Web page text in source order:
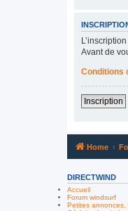
Avant de
Conditions
Inscription
Home
DIRECTWIND
Accueil
Forum windsurf
Petites annonces,